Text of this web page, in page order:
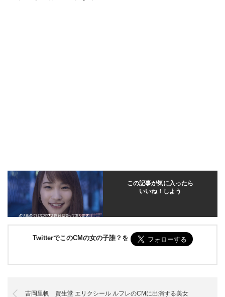
この記事が気に入ったら
いいね！しよう
TwitterでこのCMの女の子誰？を
吉岡里帆 資生堂 エリクシール ルフレのCMに出演する美女